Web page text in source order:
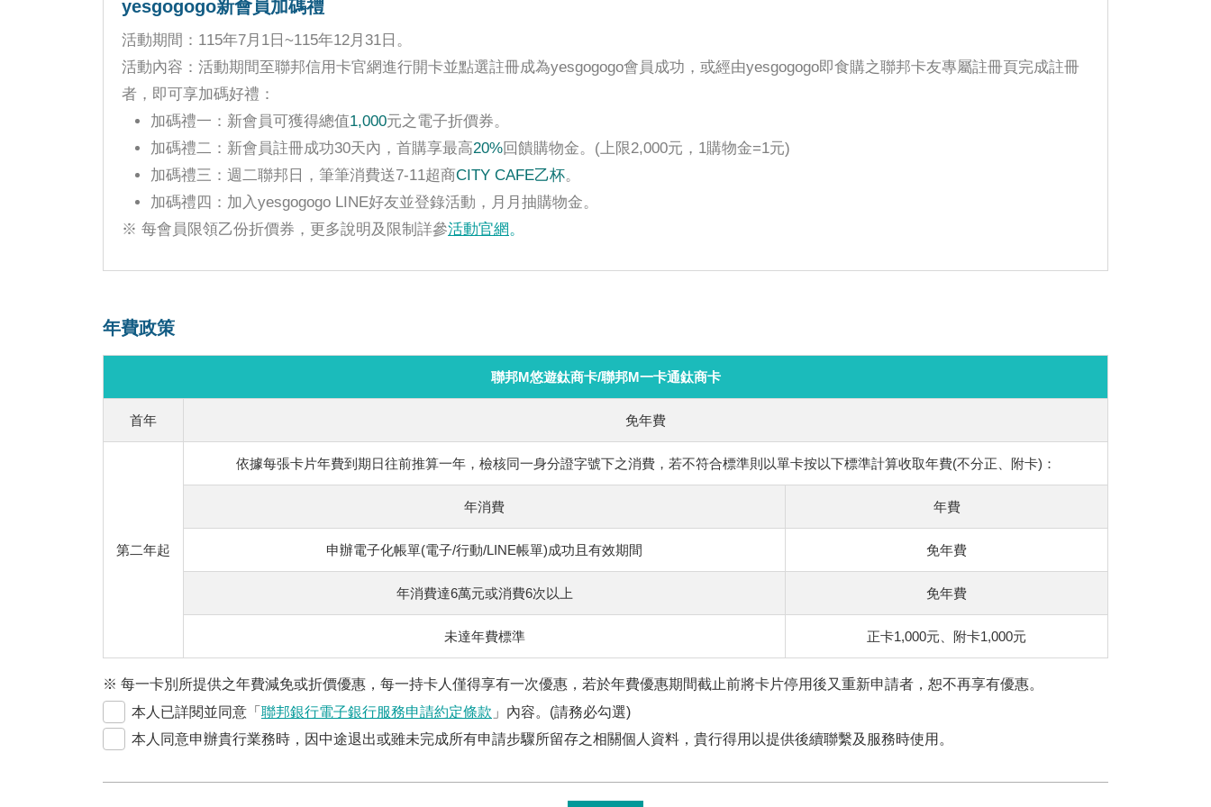
yesgogogo新會員加碼禮
活動期間：115年7月1日~115年12月31日。
活動內容：活動期間至聯邦信用卡官網進行開卡並點選註冊成為yesgogogo會員成功，或經由yesgogogo即食購之聯邦卡友專屬註冊頁完成註冊
者，即可享加碼好禮：
加碼禮一：新會員可獲得總值1,000元之電子折價券。
加碼禮二：新會員註冊成功30天內，首購享最高20%回饋購物金。(上限2,000元，1購物金=1元)
加碼禮三：週二聯邦日，筆筆消費送7-11超商CITY CAFE乙杯。
加碼禮四：加入yesgogogo LINE好友並登錄活動，月月抽購物金。
※ 每會員限領乙份折價券，更多說明及限制詳參活動官網。
年費政策
聯邦M悠遊鈦商卡/聯邦M一卡通鈦商卡
首年 免年費
第二年起
依據每張卡片年費到期日往前推算一年，檢核同一身分證字號下之消費，若不符合標準則以單卡按以下標準計算收取年費(不分正、附卡)：
年消費 年費
申辦電子化帳單(電子/行動/LINE帳單)成功且有效期間 免年費
年消費達6萬元或消費6次以上 免年費
未達年費標準 正卡1,000元、附卡1,000元
※ 每一卡別所提供之年費減免或折價優惠，每一持卡人僅得享有一次優惠，若於年費優惠期間截止前將卡片停用後又重新申請者，恕不再享有優惠。
本人已詳閱並同意「 聯邦銀行電子銀行服務申請約定條款 」內容。(請務必勾選)
本人同意申辦貴行業務時，因中途退出或雖未完成所有申請步驟所留存之相關個人資料，貴行得用以提供後續聯繫及服務時使用。